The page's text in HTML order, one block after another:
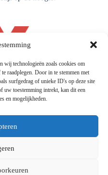
wij technologieën zoals cookies om
raadplegen. Door in te stemmen met
surfgedrag of unieke ID's op deze site
uw toestemming intrekt, kan dit een
en mogelijkheden.
and Developed by